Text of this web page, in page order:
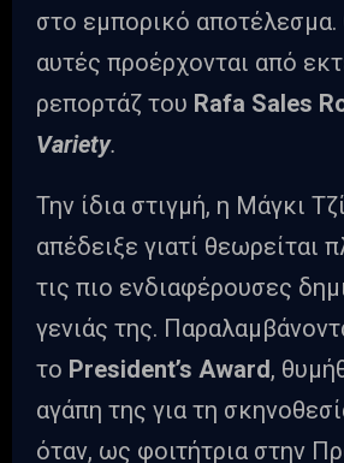
στο εμπορικό αποτέλεσμα.
αυτές προέρχονται από
ρεπορτάζ του Rafa Sales
Variety.
Την ίδια στιγμή, η Μάγκι
απέδειξε γιατί θεωρείται
τις πιο ενδιαφέρουσες
γενιάς της.
το President’s Award,
αγάπη της για τη
όταν, ως φοιτήτρια στην